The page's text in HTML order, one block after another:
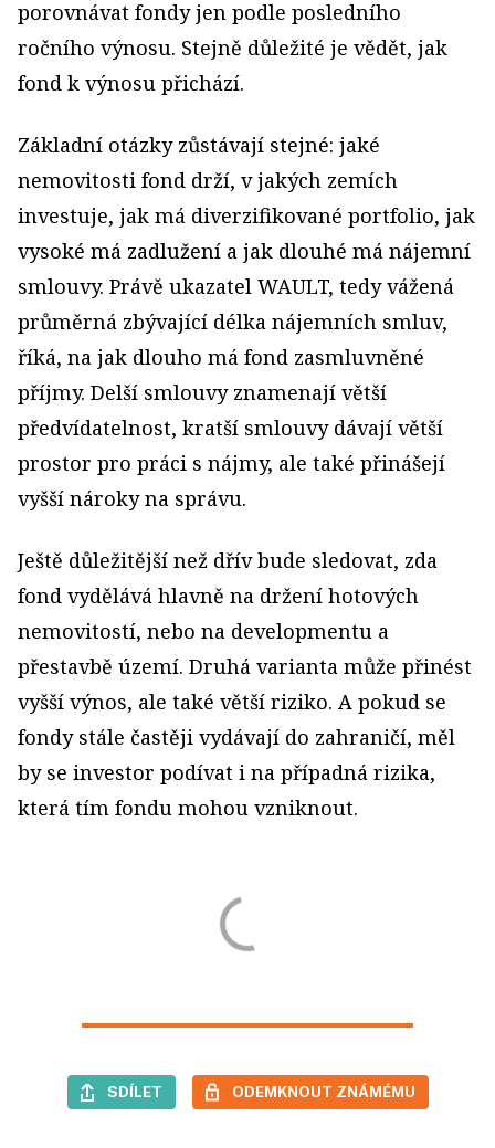
porovnávat fondy jen podle posledního
ročního výnosu. Stejně důležité je vědět, jak
fond k výnosu přichází.
Základní otázky zůstávají stejné: jaké
nemovitosti fond drží, v jakých zemích
investuje, jak má diverzifikované portfolio, jak
vysoké má zadlužení a jak dlouhé má nájemní
smlouvy. Právě ukazatel WAULT, tedy vážená
průměrná zbývající délka nájemních smluv,
říká, na jak dlouho má fond zasmluvněné
příjmy. Delší smlouvy znamenají větší
předvídatelnost, kratší smlouvy dávají větší
prostor pro práci s nájmy, ale také přinášejí
vyšší nároky na správu.
Ještě důležitější než dřív bude sledovat, zda
fond vydělává hlavně na držení hotových
nemovitostí, nebo na developmentu a
přestavbě území. Druhá varianta může přinést
vyšší výnos, ale také větší riziko. A pokud se
fondy stále častěji vydávají do zahraničí, měl
by se investor podívat i na případná rizika,
která tím fondu mohou vzniknout.
SDÍLET ODEMKNOUT ZNÁMÉMU